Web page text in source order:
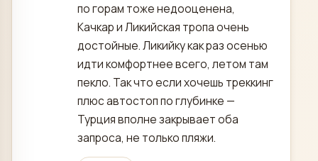
по горам тоже недооценена,
Качкар и Ликийская тропа очень
достойные. Ликийку как раз осенью
идти комфортнее всего, летом там
пекло. Так что если хочешь треккинг
плюс автостоп по глубинке —
Турция вполне закрывает оба
запроса, не только пляжи.